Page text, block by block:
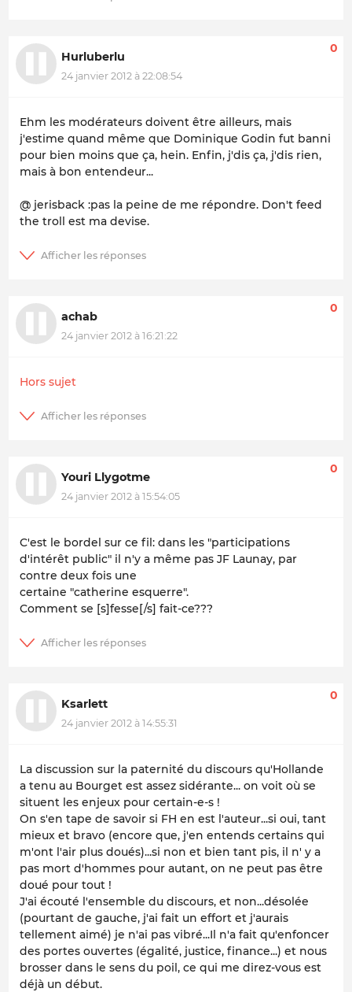
Hurluberlu
24 janvier 2012 à 22:08:54
0
Ehm les modérateurs doivent être ailleurs, mais
j'estime quand même que Dominique Godin fut banni
pour bien moins que ça, hein. Enfin, j'dis ça, j'dis rien,
mais à bon entendeur...
@ jerisback :pas la peine de me répondre. Don't feed
the troll est ma devise.
achab
24 janvier 2012 à 16:21:22
0
Hors sujet
Youri Llygotme
24 janvier 2012 à 15:54:05
0
C'est le bordel sur ce fil: dans les "participations
d'intérêt public" il n'y a même pas JF Launay, par
contre deux fois une
certaine "catherine esquerre".
Comment se [s]fesse[/s] fait-ce???
Ksarlett
24 janvier 2012 à 14:55:31
0
La discussion sur la paternité du discours qu'Hollande
a tenu au Bourget est assez sidérante... on voit où se
situent les enjeux pour certain-e-s !
On s'en tape de savoir si FH en est l'auteur...si oui, tant
mieux et bravo (encore que, j'en entends certains qui
m'ont l'air plus doués)...si non et bien tant pis, il n' y a
pas mort d'hommes pour autant, on ne peut pas être
doué pour tout !
J'ai écouté l'ensemble du discours, et non...désolée
(pourtant de gauche, j'ai fait un effort et j'aurais
tellement aimé) je n'ai pas vibré...Il n'a fait qu'enfoncer
des portes ouvertes (égalité, justice, finance...) et nous
brosser dans le sens du poil, ce qui me direz-vous est
déjà un début.